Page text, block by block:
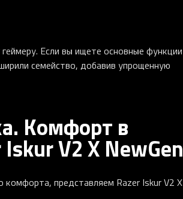
Если вы ищете основные функции
семейство, добавив упрощенную
Комфорт в
V2 X NewGen
комфорта, представляем Razer Iskur V2 X